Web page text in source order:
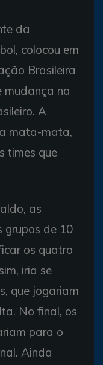
da
colocou em
Brasileira
mudança na
A
mata-mata,
times que
as
grupos de 10
os quatro
iria se
que jogariam
No final, os
para o
Ainda